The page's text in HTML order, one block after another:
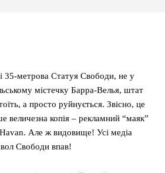
35-метрова Статуя Свободи, не у
містечку Барра-Велья, штат
а просто руйнується. Звісно, це
величезна копія – рекламний “маяк”
Але ж видовище! Усі медіа
Свободи впав!